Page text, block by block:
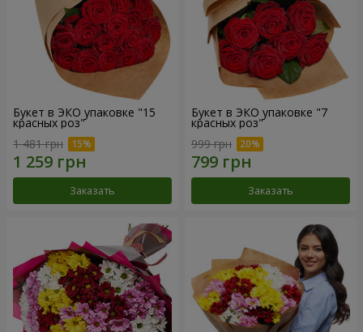
Букет в ЭКО упаковке "15
красных роз"
1 481 грн
Заказать
Букет в ЭКО упаковке "7
красных роз"
999 грн
Заказать